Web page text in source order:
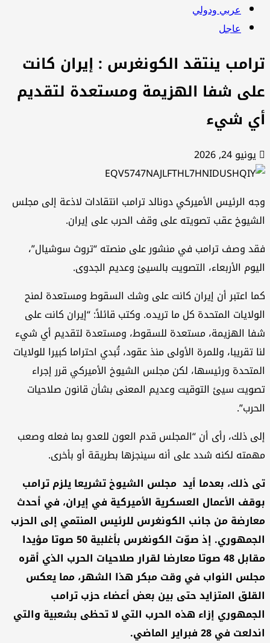
عربي ودولي
عاجل
ينتقد الكونغرس : إيران كانت
شفا الهزيمة ومستعدة لتقديم
شيء
يونيو 24, 2026
الرئيس الأميركي دونالد ترامب انتقادات لاذعة إلى مجلس
عقب تصويته على وقف الحرب على إيران.
وصف ترامب في منشور على منصته “تروث سوشيال”،
الأربعاء، التصويت بالسيئ وعديم الجدوى.
اعتبر أن إيران كانت على وشك السقوط ومستعدة لمنح
المتحدة كل ما تريده. وكتب قائلاً: “إيران كانت على
الهزيمة، مستعدة للسقوط، ومستعدة لتقديم أي شيء
تقريبا، وللمرة الأولى منذ عقود، تُبدي احتراما كبيرا للولايات
ورئيسها، لكن مجلس الشيوخ الأميركي قرر إجراء
سيئ التوقيت وعديم المعنى بشأن قانون صلاحيات
ذلك، رأى أن “المجلس قدم العون للعدو بما فعله وصعب
لكنه شدد على أنه سينجزها بطريقة أو بأخرى.
ذلك، بعدما أيد مجلس الشيوخ تشريعا يلزم ترامب
الأعمال العسكرية الأميركية في إيران، في أحدث
من جانب الكونغرس للرئيس المنتمي إلى الحزب
الجمهوري. إذ صوّت الكونغرس بأغلبية 50 صوتا مؤيدا
مقابل 48 صوتا معارضا لقرار صلاحيات الحرب الذي أقره
النواب في وقت مبكر هذا الشهر، مما يعكس
المتزايد حتى بين بعض أعضاء حزب ترامب
إزاء هذه الحرب التي لا تحظى بشعبية والتي
في 28 فبراير الماضي.